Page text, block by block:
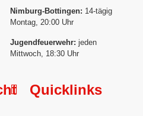
Nimburg-Bottingen: 14-tägig
Montag, 20:00 Uhr
Jugendfeuerwehr: jeden
Mittwoch, 18:30 Uhr
Quicklinks